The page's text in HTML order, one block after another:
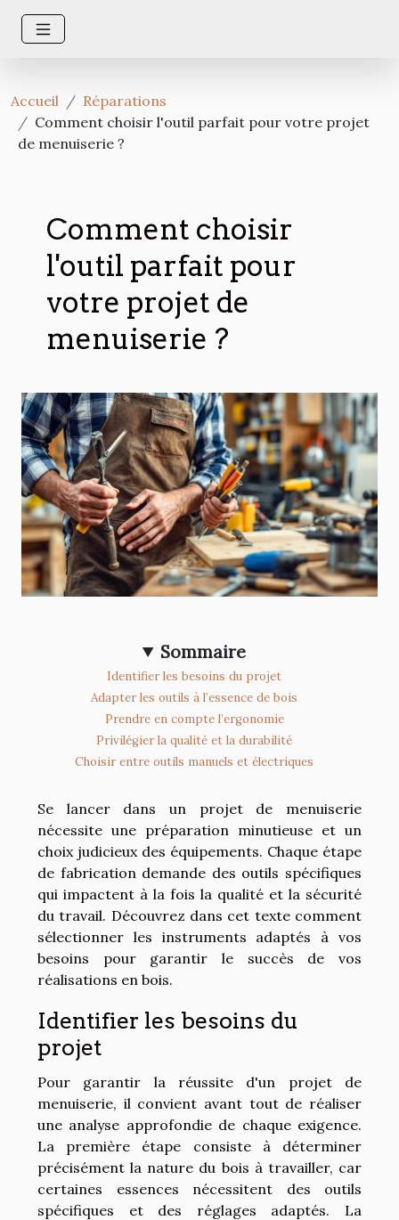
Accueil
Réparations
Comment choisir l'outil parfait pour votre projet
de menuiserie ?
Comment choisir
l'outil parfait pour
votre projet de
menuiserie ?
Sommaire
Identifier les besoins du projet
Adapter les outils à l’essence de bois
Prendre en compte l’ergonomie
Privilégier la qualité et la durabilité
Choisir entre outils manuels et électriques
Se lancer dans un projet de menuiserie
nécessite une préparation minutieuse et un
choix judicieux des équipements. Chaque étape
de fabrication demande des outils spécifiques
qui impactent à la fois la qualité et la sécurité
du travail. Découvrez dans cet texte comment
sélectionner les instruments adaptés à vos
besoins pour garantir le succès de vos
réalisations en bois.
Identifier les besoins du
projet
Pour garantir la réussite d'un projet de
menuiserie, il convient avant tout de réaliser
une analyse approfondie de chaque exigence.
La première étape consiste à déterminer
précisément la nature du bois à travailler, car
certaines essences nécessitent des outils
spécifiques et des réglages adaptés. La